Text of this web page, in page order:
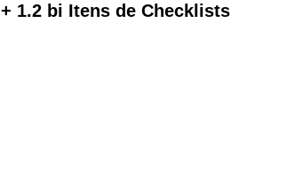
+ 1.2 bi Itens de Checklists